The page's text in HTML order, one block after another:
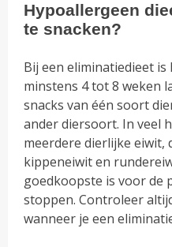
Hypoallergeen
te snacken?
Bij een eliminatiedieet
minstens 4 tot 8 weken
snacks van één soort
ander diersoort. In veel
meerdere dierlijke eiwit,
kippeneiwit en
goedkoopste is voor de
stoppen. Controleer
wanneer je een